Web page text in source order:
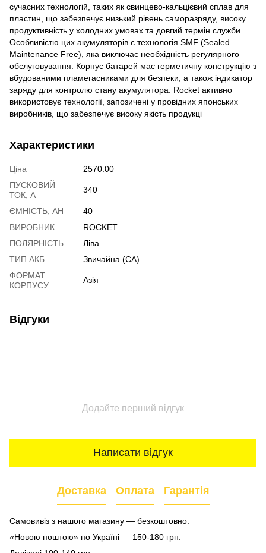
сучасних технологій, таких як свинцево-кальцієвий сплав для
пластин, що забезпечує низький рівень саморазряду, високу
продуктивність у холодних умовах та довгий термін служби.
Особливістю цих акумуляторів є технологія SMF (Sealed
Maintenance Free), яка виключає необхідність регулярного
обслуговування. Корпус батарей має герметичну конструкцію з
вбудованими пламегасниками для безпеки, а також індикатор
заряду для контролю стану акумулятора. Rocket активно
використовує технології, запозичені у провідних японських
виробників, що забезпечує високу якість продукці
Характеристики
Ціна
2570.00
ПУСКОВИЙ
ТОК, А
340
ЄМНІСТЬ, АН
40
ВИРОБНИК
ROCKET
ПОЛЯРНІСТЬ
Ліва
ТИП АКБ
Звичайна (CA)
ФОРМАТ
КОРПУСУ
Азія
Відгуки
Додайте перший відгук
Написати відгук
Доставка Оплата Гарантія
Самовивіз з нашого магазину — безкоштовно.
«Новою поштою» по Україні — 150-180 грн.